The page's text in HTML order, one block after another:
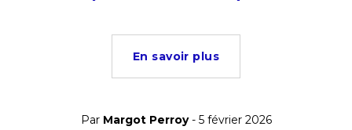
En savoir plus
Par Margot Perroy- 5 février 2026